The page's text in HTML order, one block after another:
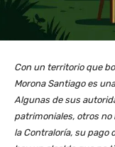
Con un territorio que
Morona Santiago es
Algunas de sus
patrimoniales, otros
la Contraloría, su pago